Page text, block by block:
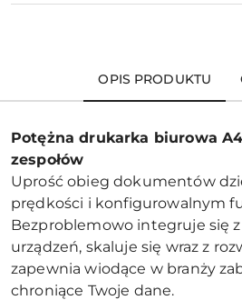
OPIS PRODUKTU
Potężna drukarka biurowa
zespołów
Uprość obieg dokumentów
prędkości i konfigurowalnym
Bezproblemowo integruje się
urządzeń, skaluje się wraz z
zapewnia wiodące w branży
chroniące Twoje dane.